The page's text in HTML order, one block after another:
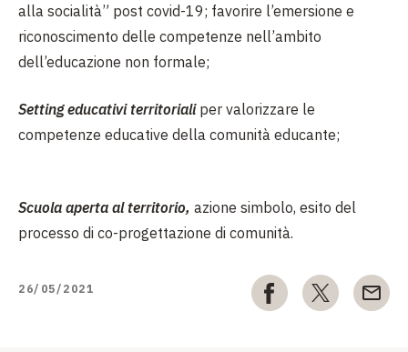
alla socialità” post covid-19; favorire l’emersione e
riconoscimento delle competenze nell’ambito
dell’educazione non formale;
Setting educativi territorialiper valorizzare le
competenze educative della comunità educante;
Scuola aperta al territorio, azione simbolo, esito del
processo di co-progettazione di comunità.
26/05/2021